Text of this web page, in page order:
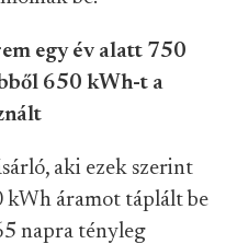
egy év alatt 750
650 kWh-t a
aki ezek szerint
kWh áramot táplált be
napra tényleg